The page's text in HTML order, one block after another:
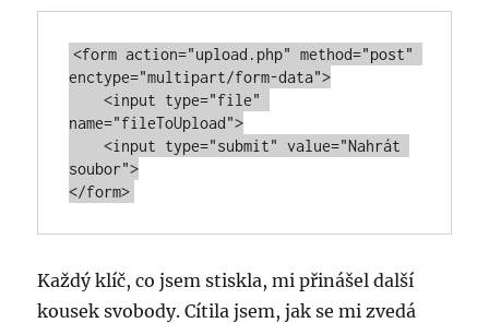
<form action="upload.php" method="post"
enctype="multipart/form-data">
    <input type="file"
name="fileToUpload">
    <input type="submit" value="Nahrát
soubor">
</form>
Každý klíč, co jsem stiskla, mi přinášel další
kousek svobody. Cítila jsem, jak se mi zvedá